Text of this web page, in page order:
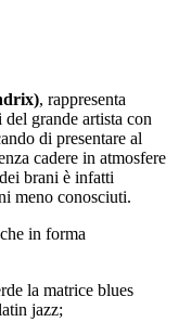
, rappresenta
grande artista con
di presentare al
cadere in atmosfere
brani è infatti
meno conosciuti.
in forma
la matrice blues
jazz;